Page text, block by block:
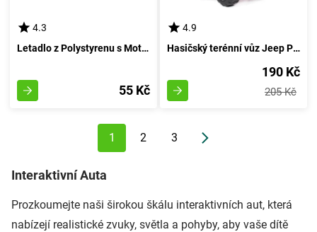
4.3
Letadlo z Polystyrenu s Motivem Dinosaura
55 Kč
4.9
Hasičský terénní vůz Jeep Polesie 23 cm
190 Kč
205 Kč
1 2 3
Interaktivní Auta
Prozkoumejte naši širokou škálu interaktivních aut, která
nabízejí realistické zvuky, světla a pohyby, aby vaše dítě